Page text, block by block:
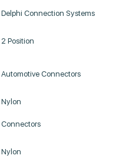
Delphi Connection Systems
2 Position
Automotive Connectors
Nylon
Connectors
Nylon